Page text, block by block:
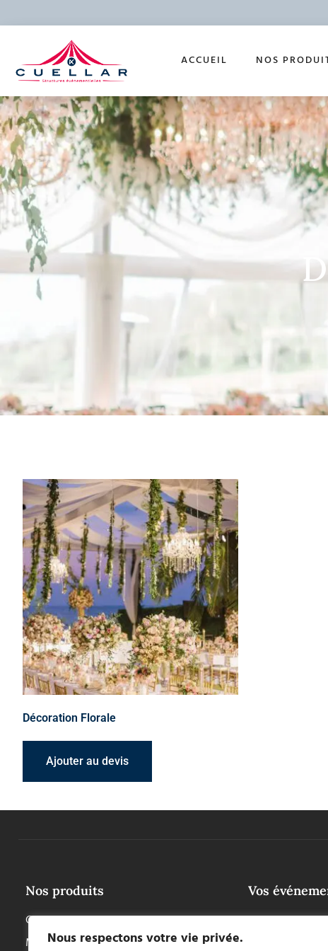
Nous respectons votre vie privée.
ACCUEIL NOS
Décoration Florale
Ajouter au devis
Nos produits
Chapiteaux & tentes
Mobilier
Vos
Mariages